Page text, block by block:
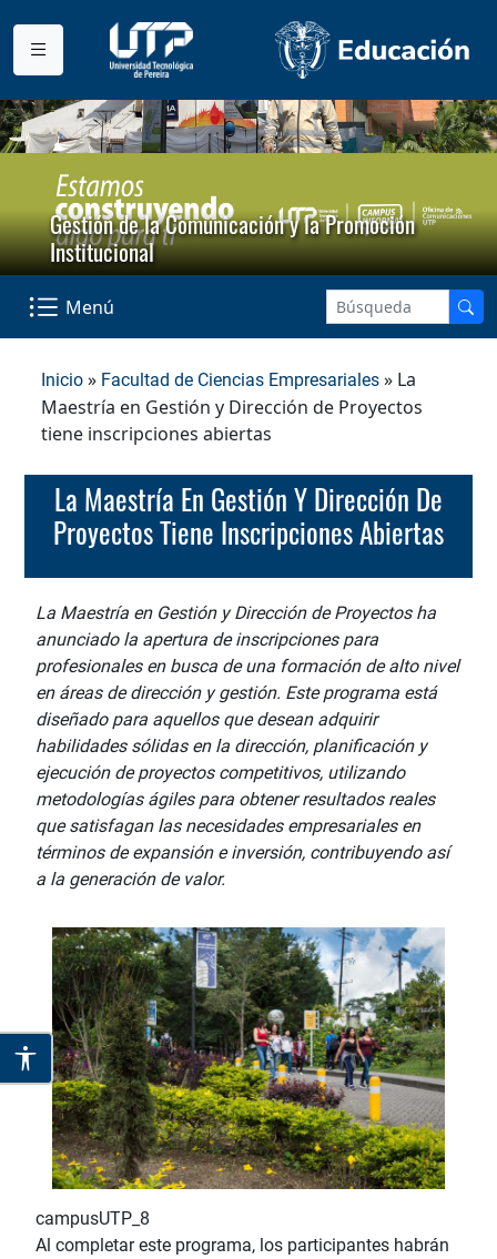
Gestión de la Comunicación y la Promoción
Institucional
Menú
Inicio » Facultad de Ciencias Empresariales » La
Maestría en Gestión y Dirección de Proyectos
tiene inscripciones abiertas
La Maestría En Gestión Y Dirección De
Proyectos Tiene Inscripciones Abiertas
La Maestría en Gestión y Dirección de Proyectos ha
anunciado la apertura de inscripciones para
profesionales en busca de una formación de alto nivel
en áreas de dirección y gestión. Este programa está
diseñado para aquellos que desean adquirir
habilidades sólidas en la dirección, planificación y
ejecución de proyectos competitivos, utilizando
metodologías ágiles para obtener resultados reales
que satisfagan las necesidades empresariales en
términos de expansión e inversión, contribuyendo así
a la generación de valor.
campusUTP_8
Al completar este programa, los participantes habrán